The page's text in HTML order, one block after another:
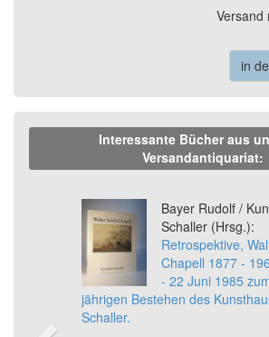
Versand
in
Interessante Bücher aus
Versandantiquariat:
Bayer Rudolf /
Schaller (Hrsg.):
Retrospektive,
Chapell 1877 -
- 22 Juni 1985
jährigen Bestehen des
Schaller.
Previous